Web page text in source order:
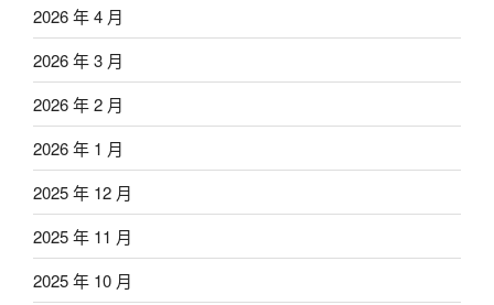
2026 年 4 月
2026 年 3 月
2026 年 2 月
2026 年 1 月
2025 年 12 月
2025 年 11 月
2025 年 10 月